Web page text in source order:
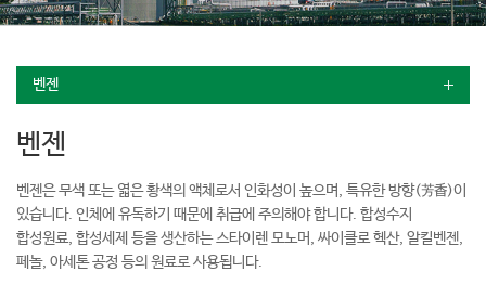
벤젠
벤젠
벤젠은 무색 또는 엷은 황색의 액체로서 인화성이 높으며, 특유한 방향(芳香)이
있습니다. 인체에 유독하기 때문에 취급에 주의해야 합니다. 합성수지
합성원료, 합성세제 등을 생산하는 스타이렌 모노머, 싸이클로 헥산, 알킬벤젠,
페놀, 아세톤 공정 등의 원료로 사용됩니다.